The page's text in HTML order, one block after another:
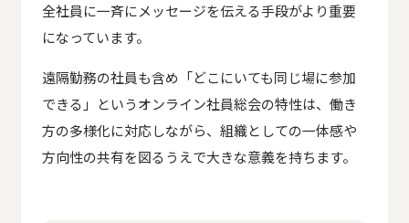
全社員に一斉にメッセージを伝える手段がより重要
になっています。
遠隔勤務の社員も含め「どこにいても同じ場に参加
できる」というオンライン社員総会の特性は、働き
方の多様化に対応しながら、組織としての一体感や
方向性の共有を図るうえで大きな意義を持ちます。